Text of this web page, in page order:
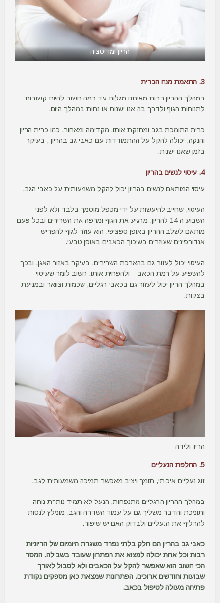
הריון ומדיטציה
3. התאמת מנח הכרית
במהלך ההריון רבות מאיתנו מגלות עד כמה חשוב להיות קשובות
לתנוחות הגוף ולדרך בה אנו ישנות או נחות במהלך היום.
כרית התומכת בגב ומחזקת אותו, מקדימה ומאחור, כמו כרית הריון
והנקה, יכולה להקל על ההתמודדות עם כאבי גב בהריון , בעיקר
בזמן שאנו ישנות.
4. עיסוי לנשים בהריון
עיסוי המותאם לנשים בהריון יכול להקל משמעותית על כאבי הגב.
העיסוי, שחייב להיעשות על ידי מטפל מוסמך בלבד ולא לפני
השבוע ה 14 להריון, מרגיע את הגוף ומרפה את השרירים ובכל פעם
מותאם לשלב ההריון באופן ספציפי. הוא עוזר לגוף להפריש
אנדורפינים שעוזרים בשיכוך הכאבים באופן טבעי.
העיסוי יכול לעזור גם בהארכת השרירים, בעיקר באזור האגן, ובכך
להשפיע על רמת הכאב – ולהפחית אותו. חשוב לומר שעיסוי
במהלך הריון יכול לעזור גם בכאבי רגליים, שכמות וצוואר ובמניעת
בצקות.
הריון ולידה
5. החלפת הנעליים
זוג נעליים איכותי, תומך ויציב מאפשר תמיכה משמעותית לגב.
במהלך ההריון הרגליים מתנפחות, הנעל לא תמיד נותרת נוחה
ותומכת והדבר משליך גם על עמוד השדרה והגב. מומלץ לנסות
להחליף את הנעליים ולבדוק האם יש שיפור.
כאבי גב בהריון הם חלק בלתי נפרד משגרת היומיום של הריוניות
רבות וכל אחת יכולה למצוא את הפתרון שעובד בשבילה. המסר
הכי חשוב הוא שאפשר להקל על הכאבים ולא לסבול לאורך
שבועות וחודשים ארוכים. הפתרונות שמצאת כאן מספקים נקודת
פתיחה מעולה לטיפול בכאב.